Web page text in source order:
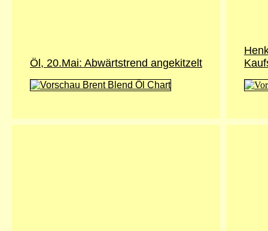
Öl, 20.Mai: Abwärtstrend angekitzelt